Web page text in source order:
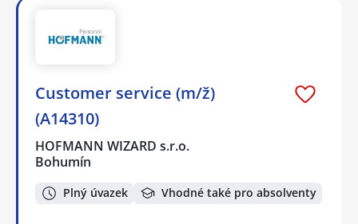
Customer service (m/ž)
(A14310)
HOFMANN WIZARD s.r.o.
Bohumín
Plný úvazek Vhodné také pro absolventy